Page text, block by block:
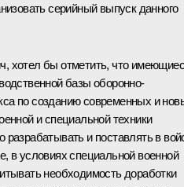
серийный выпуск данного
хотел бы отметить, что
базы оборонно-
по созданию современных и
и специальной техники
разрабатывать и поставлять в
в условиях специальной военной
необходимость доработки